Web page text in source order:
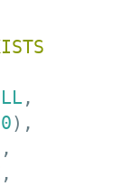
,
),
,